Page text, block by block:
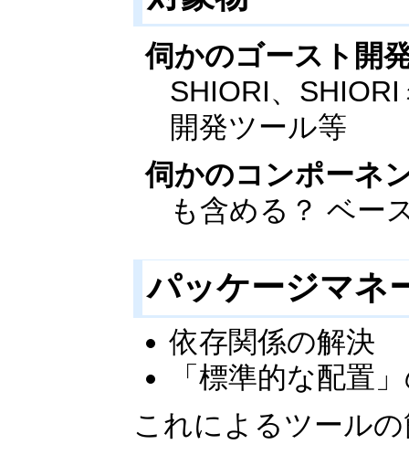
伺かのゴースト開
SHIORI、
開発ツール等
伺かのコンポーネ
も含める？ ベー
パッケージマネ
依存関係の解決
「標準的な配置
これによるツール